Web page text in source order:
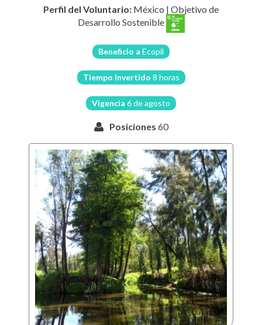
Perfil del Voluntario: México | Objetivo de
Desarrollo Sostenible
Beneficio a Ecopil
Tiempo Invertido 8 horas
Vigencia 6 de agosto
Posiciones 60